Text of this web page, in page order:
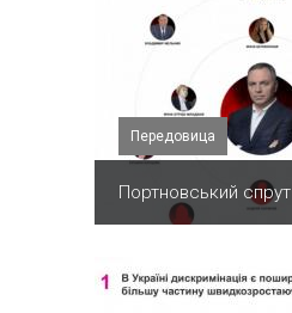
Передовица
Портновський спрут